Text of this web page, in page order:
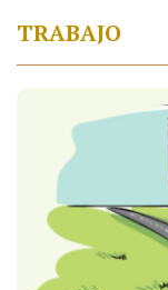
TRABAJO